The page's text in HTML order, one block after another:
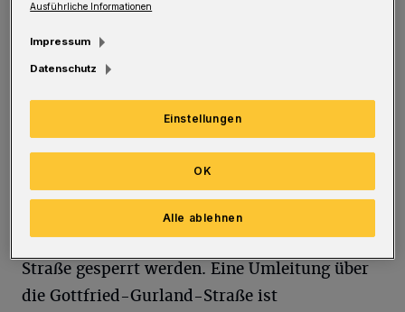
Im Abschnitt zwischen der Hardtstraße und
Reichsallee werden punktuell schadhafte
Asphaltbereiche ausgekoffert und neu
sich Setzungen und Spurrinnen in der
Fahrbahn gebildet haben“, teilt die
Verwaltung mit. Für die Arbeiten muss die
Straße gesperrt werden. Eine Umleitung über
die Gottfried-Gurland-Straße ist
Ausführliche Informationen
Impressum
Datenschutz
Einstellungen
Alle ablehnen
OK